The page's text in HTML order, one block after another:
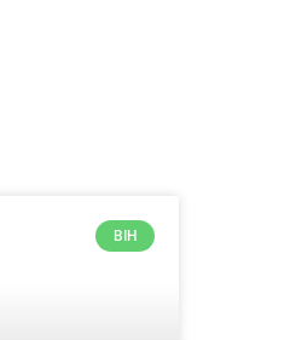
BIH